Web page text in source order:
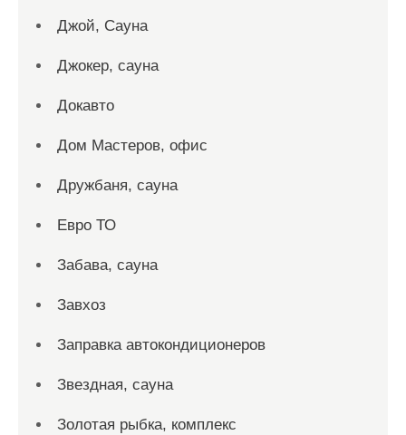
Джой, Сауна
Джокер, сауна
Докавто
Дом Мастеров, офис
Дружбаня, сауна
Евро ТО
Забава, сауна
Завхоз
Заправка автокондиционеров
Звездная, сауна
Золотая рыбка, комплекс